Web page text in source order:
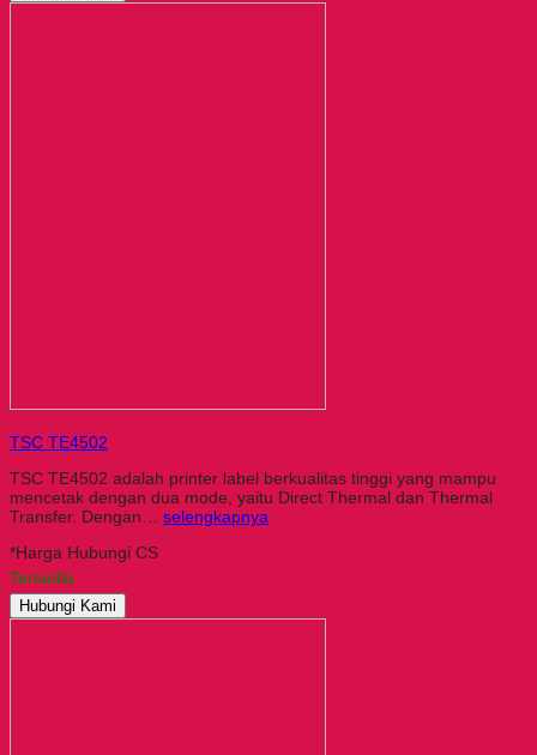
TSC TE4502
TSC TE4502 adalah printer label berkualitas tinggi yang mampu
mencetak dengan dua mode, yaitu Direct Thermal dan Thermal
Transfer. Dengan… selengkapnya
*Harga Hubungi CS
Tersedia
Hubungi Kami